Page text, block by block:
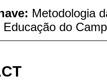
Metodologia
Educação do